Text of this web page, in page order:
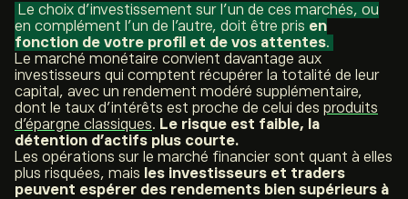
Le choix d’investissement sur l’un de ces marchés, ou
en complément l’un de l’autre, doit être pris en
fonction de votre profil et de vos attentes.
Le marché monétaire convient davantage aux
investisseurs qui comptent récupérer la totalité de leur
capital, avec un rendement modéré supplémentaire,
dont le taux d’intérêts est proche de celui des produits
d’épargne classiques. Le risque est faible, la
détention d’actifs plus courte.
Les opérations sur le marché financier sont quant à elles
plus risquées, mais les investisseurs et traders
peuvent espérer des rendements bien supérieurs à